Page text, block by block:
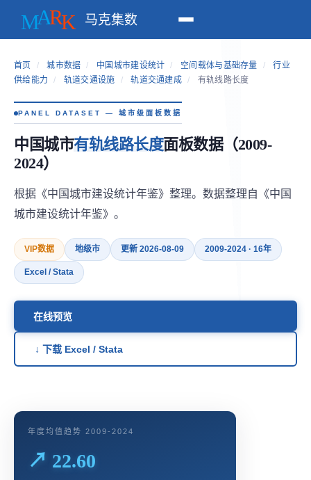
马克集数
首页 / 城市数据 / 中国城市建设统计 / 空间载体与基础存量 /
行业
供给能力
/ 轨道交通设施 / 轨道交通建成 / 有轨线路长度
PANEL DATASET — 城市级面板数据
中国城市有轨线路长度面板数据（2009-
2024）
根据《中国城市建设统计年鉴》整理。数据整理自《中国
城市建设统计年鉴》。
VIP数据 地级市 更新 2026-08-09 2009-2024 · 16年
Excel / Stata
在线预览
↓ 下载 Excel / Stata
年度均值趋势 2009-2024
↗ 22.60